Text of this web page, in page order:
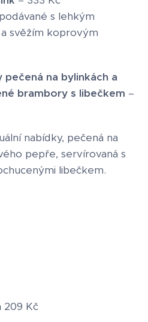
s lehkým
svěžím koprovým
pečená na bylinkách a
brambory s libečkem –
nabídky, pečená na
pepře, servírovaná s
libečkem.
209 Kč